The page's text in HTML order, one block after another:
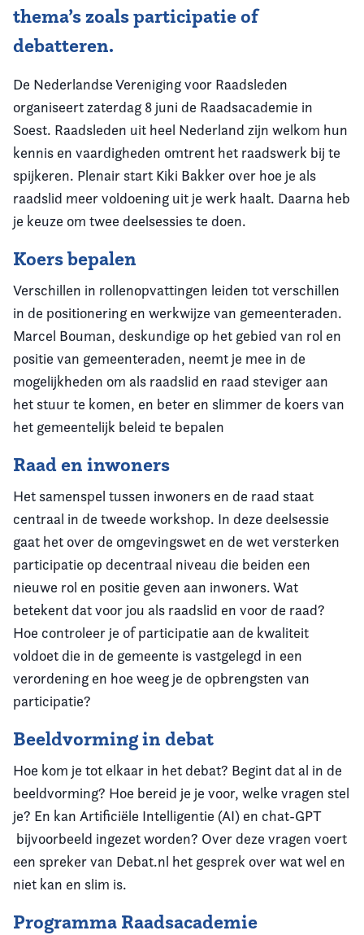
thema’s zoals participatie of
debatteren.
De Nederlandse Vereniging voor Raadsleden
organiseert zaterdag 8 juni de Raadsacademie in
Soest. Raadsleden uit heel Nederland zijn welkom hun
kennis en vaardigheden omtrent het raadswerk bij te
spijkeren. Plenair start Kiki Bakker over hoe je als
raadslid meer voldoening uit je werk haalt. Daarna heb
je keuze om twee deelsessies te doen.
Koers bepalen
Verschillen in rollenopvattingen leiden tot verschillen
in de positionering en werkwijze van gemeenteraden.
Marcel Bouman, deskundige op het gebied van rol en
positie van gemeenteraden, neemt je mee in de
mogelijkheden om als raadslid en raad steviger aan
het stuur te komen, en beter en slimmer de koers van
het gemeentelijk beleid te bepalen
Raad en inwoners
Het samenspel tussen inwoners en de raad staat
centraal in de tweede workshop. In deze deelsessie
gaat het over de omgevingswet en de wet versterken
participatie op decentraal niveau die beiden een
nieuwe rol en positie geven aan inwoners. Wat
betekent dat voor jou als raadslid en voor de raad?
Hoe controleer je of participatie aan de kwaliteit
voldoet die in de gemeente is vastgelegd in een
verordening en hoe weeg je de opbrengsten van
participatie?
Beeldvorming in debat
Hoe kom je tot elkaar in het debat? Begint dat al in de
beeldvorming? Hoe bereid je je voor, welke vragen stel
je? En kan Artificiële Intelligentie (AI) en chat-GPT
bijvoorbeeld ingezet worden? Over deze vragen voert
een spreker van Debat.nl het gesprek over wat wel en
niet kan en slim is.
Programma Raadsacademie